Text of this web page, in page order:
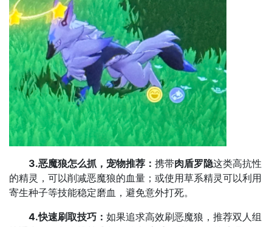
3.恶魔狼怎么抓，宠物推荐： 携带肉盾罗隐这类高抗性
的精灵，可以削减恶魔狼的血量；或使用草系精灵可以利用
寄生种子等技能稳定磨血，避免意外打死。
4.快速刷取技巧： 如果追求高效刷恶魔狼，推荐双人组